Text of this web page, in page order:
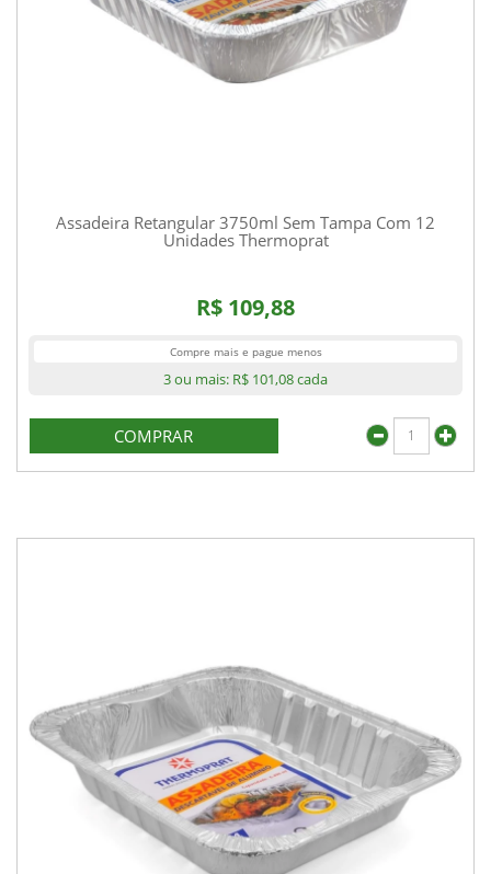
Assadeira Retangular 3750ml Sem Tampa Com 12
Unidades Thermoprat
R$ 109,88
Compre mais e pague menos
3 ou mais: R$ 101,08cada
COMPRAR